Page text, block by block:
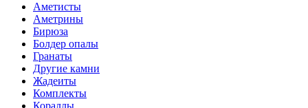
Аметисты
Аметрины
Бирюза
Болдер опалы
Гранаты
Другие камни
Жадеиты
Комплекты